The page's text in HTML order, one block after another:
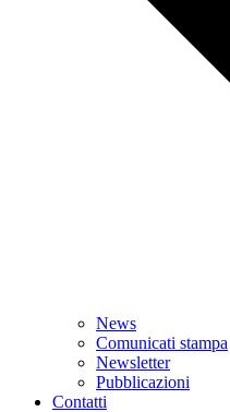
News
Comunicati stampa
Newsletter
Pubblicazioni
Contatti